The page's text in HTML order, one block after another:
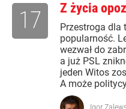
Z życia
Przestroga dla
popularność.
wezwał do
a już PSL
jeden Witos
A może
17